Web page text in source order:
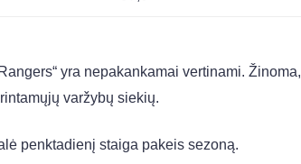
yra nepakankamai vertinami. Žinoma,
varžybų siekių.
penktadienį staiga pakeis sezoną.